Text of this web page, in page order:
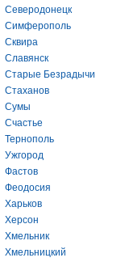
Северодонецк
Симферополь
Сквира
Славянск
Старые Безрадычи
Стаханов
Сумы
Счастье
Тернополь
Ужгород
Фастов
Феодосия
Харьков
Херсон
Хмельник
Хмельницкий